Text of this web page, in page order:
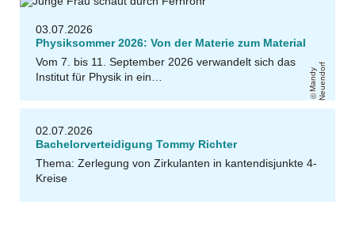
03.07.2026
Physiksommer 2026: Von der Materie zum Material
Vom 7. bis 11. September 2026 verwandelt sich das
Institut für Physik in ein…
M
a
n
d
y
N
e
u
e
n
d
o
rf
02.07.2026
Bachelorverteidigung Tommy Richter
Thema: Zerlegung von Zirkulanten in kantendisjunkte 4-
Kreise